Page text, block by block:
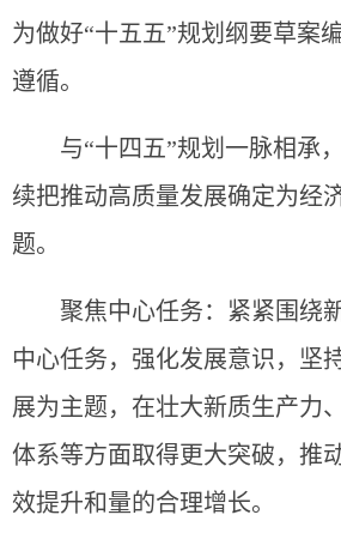
为做好“十五五”规划纲要草案
遵循。
与“十四五”规划一脉相承，
续把推动高质量发展确定为经
题。
聚焦中心任务：紧紧围绕
中心任务，强化发展意识，坚
展为主题，在壮大新质生产力
体系等方面取得更大突破，推
效提升和量的合理增长。